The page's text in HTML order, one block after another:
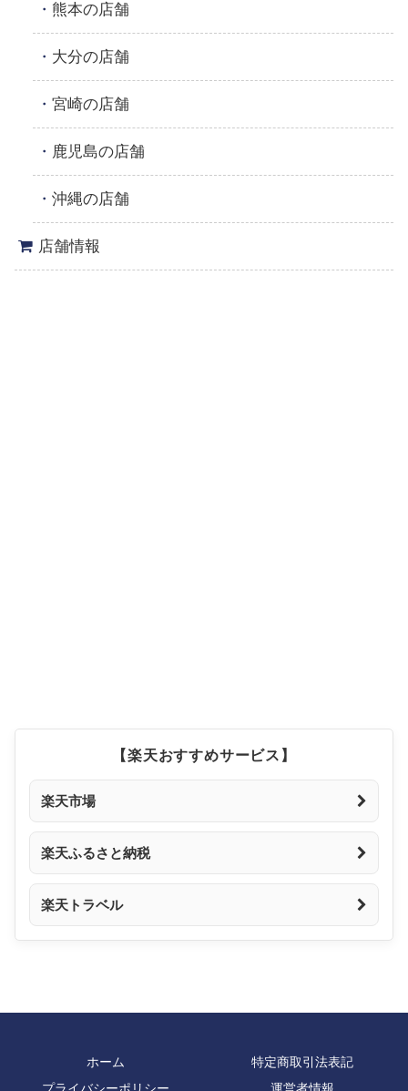
熊本の店舗
大分の店舗
宮崎の店舗
鹿児島の店舗
沖縄の店舗
店舗情報
【楽天おすすめサービス】
楽天市場
楽天ふるさと納税
楽天トラベル
ホーム
特定商取引法表記